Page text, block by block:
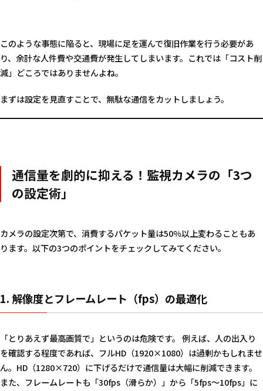
このような事態に陥ると、現場に足を運んで復旧作業を行う必要があ
り、余計な人件費や交通費が発生してしまいます。これでは「コスト削
減」どころではありませんよね。
まずは設定を見直すことで、無駄な通信をカットしましょう。
通信量を劇的に抑える！監視カメラの「3つ
の設定術」
カメラの設定次第で、消費するパケット量は50%以上変わることもあ
ります。以下の3つのポイントをチェックしてみてください。
1. 解像度とフレームレート（fps）の最適化
「とりあえず最高画質で」というのは危険です。 例えば、人の出入り
を確認する程度であれば、フルHD（1920×1080）は過剰かもしれませ
ん。HD（1280×720）に下げるだけで通信量は大幅に削減できます。
また、フレームレートも「30fps（滑らか）」から「5fps〜10fps」に